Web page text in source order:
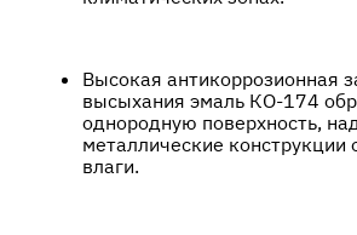
Высокая антикоррозионная
высыхания эмаль КО-174
однородную поверхность,
металлические конструкции
влаги.